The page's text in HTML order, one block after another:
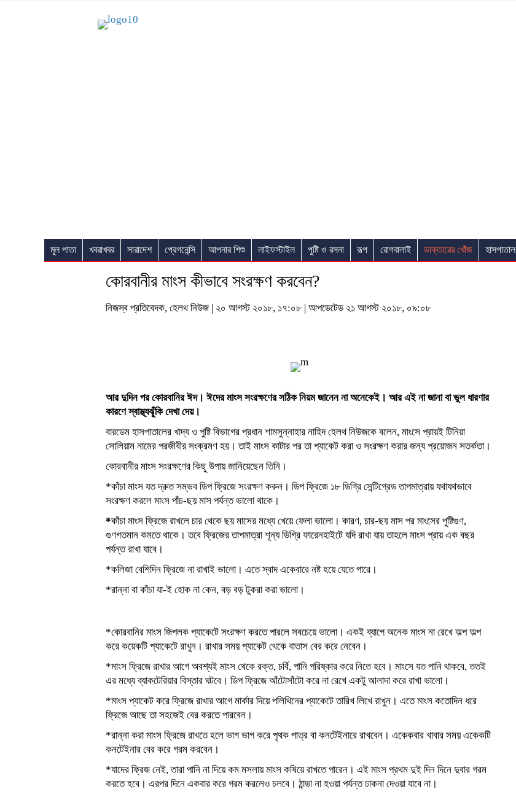
মূল পাতা খবরাখবর সারাদেশ প্রেগনেন্সি আপনার শিশু লাইফস্টাইল পুষ্টি ও রসনা রূপ রোগবালাই ডাক্তারের খোঁজ হাসপাতাল
কোরবানীর মাংস কীভাবে সংরক্ষণ করবেন?
নিজস্ব প্রতিবেদক, হেলথ নিউজ | ২০ আগস্ট ২০১৮, ১৭:০৮ | আপডেটেড ২১ আগস্ট ২০১৮, ০৯:০৮
আর দুদিন পর কোরবানির ঈদ। ঈদের মাংস সংরক্ষণের সঠিক নিয়ম জানেন না অনেকেই। আর এই না জানা বা ভুল ধারণার
কারণে স্বাস্থ্যঝুঁকি দেখা দেয়।
বারডেম হাসপাতালের খাদ্য ও পুষ্টি বিভাগের প্রধান শামসুন্নাহার নাহিদ হেলথ নিউজকে বলেন, মাংসে প্রায়ই টিনিয়া
সোলিয়াম নামের পরজীবীর সংক্রমণ হয়। তাই মাংস কাটার পর তা প্যাকেট করা ও সংরক্ষণ করার জন্য প্রয়োজন সতর্কতা।
কোরবানীর মাংস সংরক্ষণের কিছু উপায় জানিয়েছেন তিনি।
*কাঁচা মাংস যত দ্রুত সম্ভব ডিপ ফ্রিজে সংরক্ষণ করুন। ডিপ ফ্রিজে ১৮ ডিগ্রি সেন্টিগ্রেড তাপমাত্রায় যথাযথভাবে
সংরক্ষণ করলে মাংস পাঁচ-ছয় মাস পর্যন্ত ভালো থাকে।
*কাঁচা মাংস ফ্রিজে রাখলে চার থেকে ছয় মাসের মধ্যে খেয়ে ফেলা ভালো। কারণ, চার-ছয় মাস পর মাংসের পুষ্টিগুণ,
গুণগতমান কমতে থাকে। তবে ফ্রিজের তাপমাত্রা শূন্য ডিগ্রি ফারেনহাইটে যদি রাখা যায় তাহলে মাংস প্রায় এক বছর
পর্যন্ত রাখা যাবে।
*কলিজা বেশিদিন ফ্রিজে না রাখাই ভালো। এতে স্বাদ একেবারে নষ্ট হয়ে যেতে পারে।
*রান্না বা কাঁচা যা-ই হোক না কেন, বড় বড় টুকরা করা ভালো।
*কোরবানির মাংস জিপলক প্যাকেটে সংরক্ষণ করতে পারলে সবচেয়ে ভালো। একই ব্যাগে অনেক মাংস না রেখে অল্প অল্প
করে কয়েকটি প্যাকেটে রাখুন। রাখার সময় প্যাকেট থেকে বাতাস বের করে নেবেন।
*মাংস ফ্রিজে রাখার আগে অবশ্যই মাংস থেকে রক্ত, চর্বি, পানি পরিষ্কার করে নিতে হবে। মাংসে যত পানি থাকবে, ততই
এর মধ্যে ব্যাকটেরিয়ার বিস্তার ঘটবে। ডিপ ফ্রিজে আঁটোসাঁটো করে না রেখে একটু আলাদা করে রাখা ভালো।
*মাংস প্যাকেট করে ফ্রিজে রাখার আগে মার্কার দিয়ে পলিথিনের প্যাকেটে তারিখ লিখে রাখুন। এতে মাংস কতোদিন ধরে
ফ্রিজে আছে তা সহজেই বের করতে পারবেন।
*রান্না করা মাংস ফ্রিজে রাখতে হলে ভাগ ভাগ করে পৃথক পাত্র বা কনটেইনারে রাখবেন। একেকবার খাবার সময় একেকটি
কনটেইনার বের করে গরম করবেন।
*যাদের ফ্রিজ নেই, তারা পানি না দিয়ে কম মসলায় মাংস কষিয়ে রাখতে পারেন। এই মাংস প্রথম দুই দিন দিনে দুবার গরম
করতে হবে। এরপর দিনে একবার করে গরম করলেও চলবে। ঠান্ডা না হওয়া পর্যন্ত ঢাকনা দেওয়া যাবে না।